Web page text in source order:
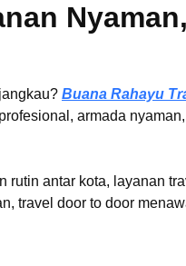
Buana Rahayu
armada
antar kota, layanan
travel door to door